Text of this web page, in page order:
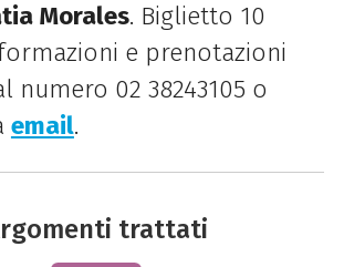
Morales. Biglietto 10
e prenotazioni
numero 02 38243105 o
email.
trattati